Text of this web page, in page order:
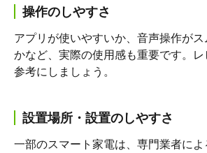
操作のしやすさ
アプリが使いやすいか、音声操作が
かなど、実際の使用感も重要です。
参考にしましょう。
設置場所・設置のしやすさ
一部のスマート家電は、専門業者に